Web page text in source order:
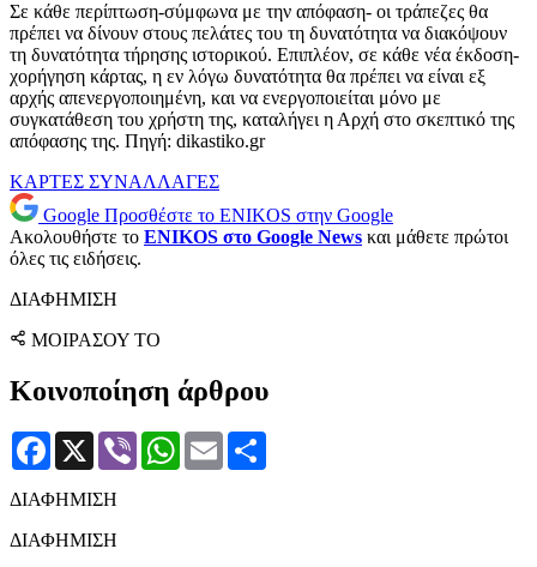
Σε κάθε περίπτωση-σύμφωνα με την απόφαση- οι τράπεζες θα
πρέπει να δίνουν στους πελάτες του τη δυνατότητα να διακόψουν
τη δυνατότητα τήρησης ιστορικού. Επιπλέον, σε κάθε νέα έκδοση-
χορήγηση κάρτας, η εν λόγω δυνατότητα θα πρέπει να είναι εξ
αρχής απενεργοποιημένη, και να ενεργοποιείται μόνο με
συγκατάθεση του χρήστη της, καταλήγει η Αρχή στο σκεπτικό της
απόφασης της. Πηγή: dikastiko.gr
ΚΑΡΤΕΣ ΣΥΝΑΛΛΑΓΕΣ
Google Προσθέστε το ENIKOS στην Google
Ακολουθήστε το ENIKOS στο Google News και μάθετε πρώτοι
όλες τις ειδήσεις.
ΔΙΑΦΗΜΙΣΗ
ΜΟΙΡΑΣΟΥ ΤΟ
Κοινοποίηση άρθρου
Facebook
X Viber WhatsApp
Email
ΔΙΑΦΗΜΙΣΗ
ΔΙΑΦΗΜΙΣΗ